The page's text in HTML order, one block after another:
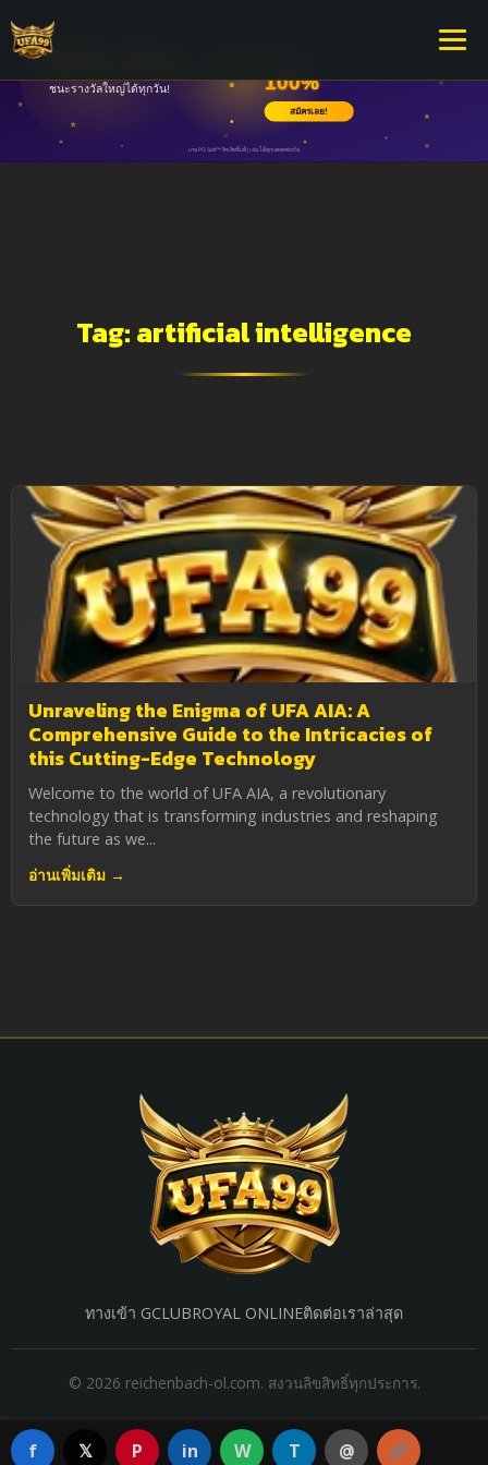
Tag:artificial intelligence
Unraveling the Enigma of UFA AIA: A
Comprehensive Guide to the Intricacies of
this Cutting-Edge Technology
Welcome to the world of UFA AIA, a revolutionary
technology that is transforming industries and reshaping
the future as we...
อ่านเพิ่มเติม →
ทางเข้า GCLUBROYAL ONLINEติดต่อเราล่าสุด
© 2026 reichenbach-ol.com. สงวนลิขสิทธิ์ทุกประการ.
f 𝕏 P in W T @